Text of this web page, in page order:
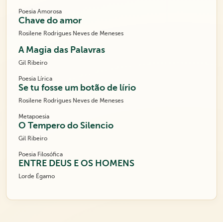
Poesia Amorosa
Chave do amor
Rosilene Rodrigues Neves de Meneses
A Magia das Palavras
Gil Ribeiro
Poesia Lírica
Se tu fosse um botão de lírio
Rosilene Rodrigues Neves de Meneses
Metapoesia
O Tempero do Silencio
Gil Ribeiro
Poesia Filosófica
ENTRE DEUS E OS HOMENS
Lorde Égamo